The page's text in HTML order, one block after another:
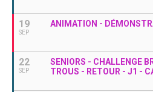
19
SEP
ANIMATION -
22
SEP
SENIORS - CHALLENGE
TROUS - RETOUR - J1 -